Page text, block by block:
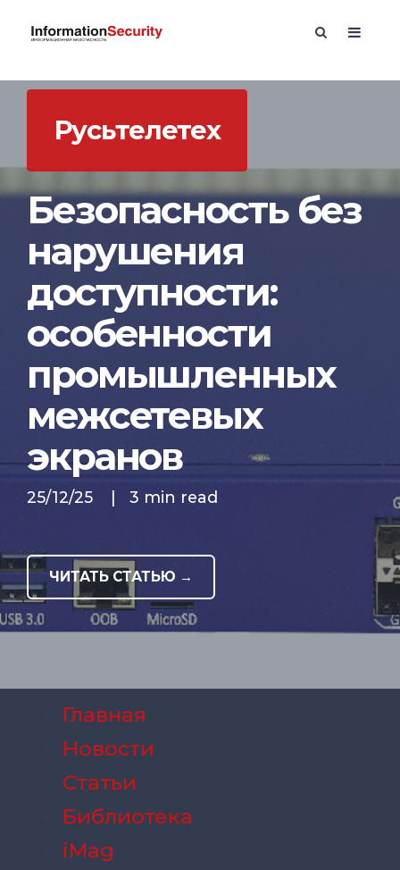
Русьтелетех
Безопасность без
нарушения
доступности:
особенности
промышленных
межсетевых
экранов
25/12/25 3 min read
ЧИТАТЬ СТАТЬЮ →
Главная
Новости
Статьи
Библиотека
iMag